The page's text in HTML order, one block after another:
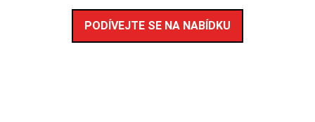
PODÍVEJTE SE NA NABÍDKU